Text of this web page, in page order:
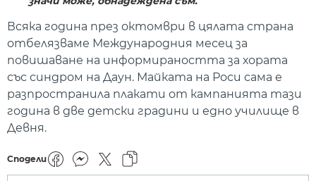
Всяка година през октомври в цялата страна
отбелязваме Международния месец за
повишаване на информираността за хората
със синдром на Даун. Майката на Роси сама е
разпространила плакати от кампанията тази
година в две детски градини и едно училище в
Девня.
Сподели